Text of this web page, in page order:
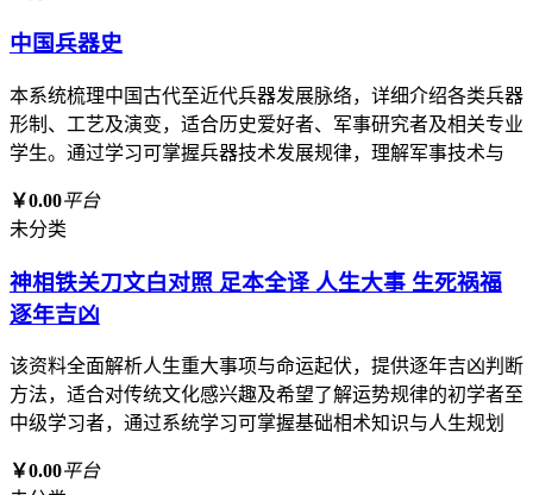
中国兵器史
本系统梳理中国古代至近代兵器发展脉络，详细介绍各类兵器
形制、工艺及演变，适合历史爱好者、军事研究者及相关专业
学生。通过学习可掌握兵器技术发展规律，理解军事技术与
￥0.00平台
未分类
神相铁关刀文白对照 足本全译 人生大事 生死祸福
逐年吉凶
该资料全面解析人生重大事项与命运起伏，提供逐年吉凶判断
方法，适合对传统文化感兴趣及希望了解运势规律的初学者至
中级学习者，通过系统学习可掌握基础相术知识与人生规划
￥0.00平台